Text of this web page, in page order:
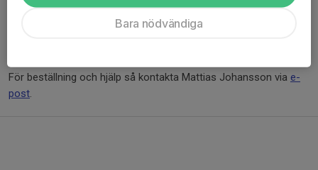
Nationella märken
För beställning och hjälp så kontakta Mattias Johansson via e-
post.
Bara nödvändiga